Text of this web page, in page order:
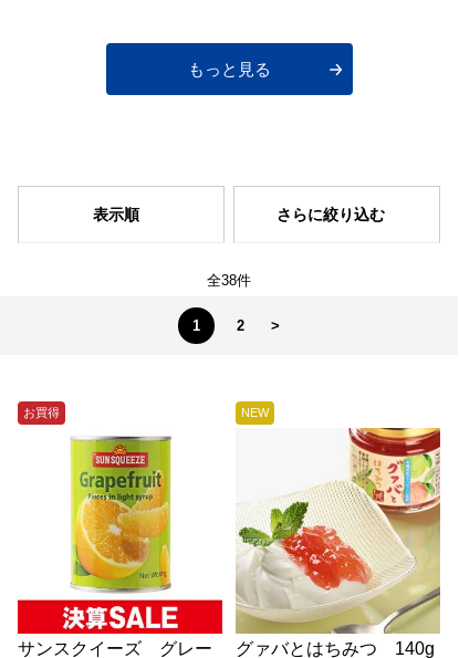
もっと見る
表示順 さらに絞り込む
全38件
1 2 >
お買得
サンスクイーズ グレー
NEW
グァバとはちみつ 140g